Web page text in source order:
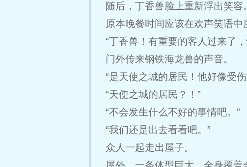
随后，丁香兽脸上重新浮出笑容。
原本晚餐时间应该在欢声笑语中
“丁香兽！有重要的客人过来了
门外传来钢铁海龙兽的声音。
“是天使之城的居民！他好像受伤
“天使之城的居民？！”
“不会发生什么不好的事情吧。”
“我们还是出去看看吧。”
众人一起走出屋子。